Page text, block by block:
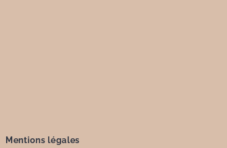
Mentions légales